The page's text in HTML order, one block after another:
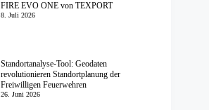
FIRE EVO ONE von TEXPORT
8. Juli 2026
Standortanalyse-Tool: Geodaten
revolutionieren Standortplanung der
Freiwilligen Feuerwehren
26. Juni 2026